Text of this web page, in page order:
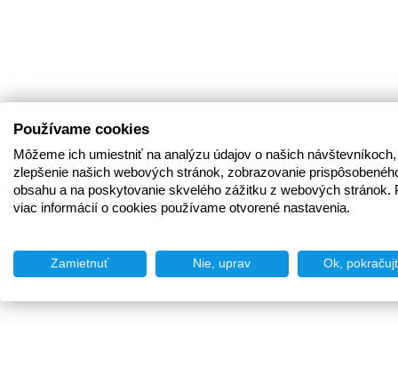
Používame cookies
Môžeme ich umiestniť na analýzu údajov o našich
zlepšenie našich webových stránok, zobrazovanie
obsahu a na poskytovanie skvelého zážitku z webových stránok.
viac informácií o cookies používame otvorené nastavenia.
Zamietnuť Nie, uprav Ok,